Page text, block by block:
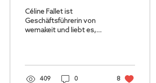
möglich ist.»
Céline Fallet ist
Geschäftsführerin von
wemakeit und liebt es,
409 0 8